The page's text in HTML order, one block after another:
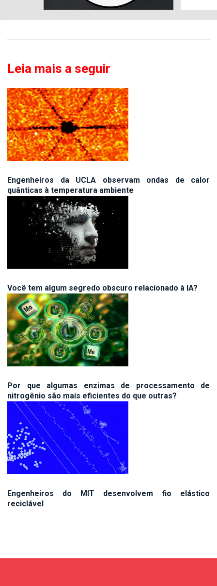
Leia mais a seguir
Engenheiros da UCLA observam ondas de calor
quânticas à temperatura ambiente
Você tem algum segredo obscuro relacionado à IA?
Por que algumas enzimas de processamento de
nitrogênio são mais eficientes do que outras?
Engenheiros do MIT desenvolvem fio elástico
reciclável